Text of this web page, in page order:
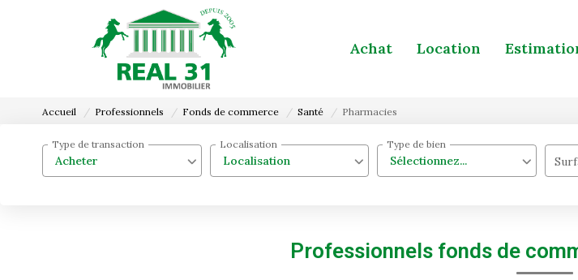
Achat Location
Accueil Professionnels Fonds de commerce Santé Pharmacies
Acheter
Type de transaction
Localisation
Localisation
Sélectionnez...
Type de bien
Professionnels fonds de